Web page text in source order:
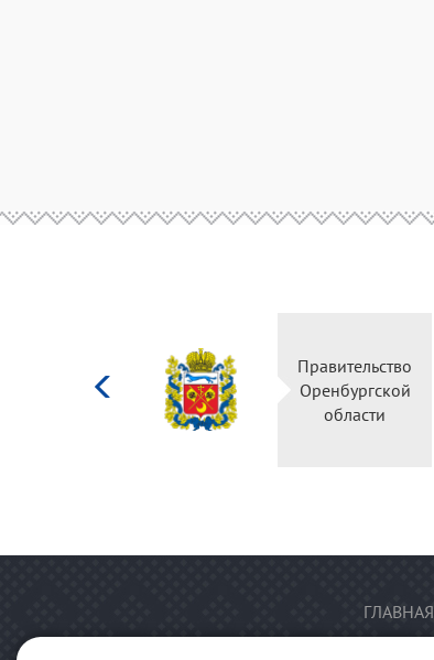
Правительство
Оренбургской
области
ГЛАВНАЯ